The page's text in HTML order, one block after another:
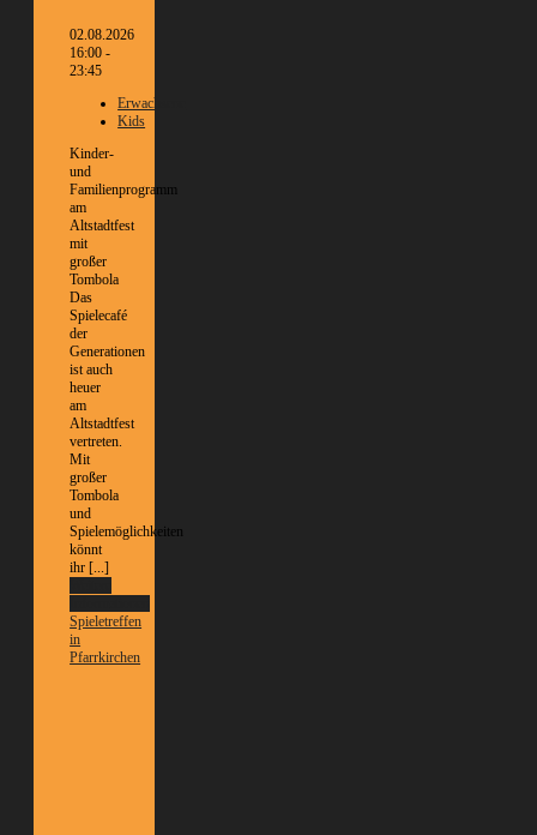
02.08.2026
16:00 -
23:45
Erwachsene
Kids
Kinder-
und
Familienprogramm
am
Altstadtfest
mit
großer
Tombola
Das
Spielecafé
der
Generationen
ist auch
heuer
am
Altstadtfest
vertreten.
Mit
großer
Tombola
und
Spielemöglichkeiten
könnt
ihr [...]
Spieletreffen
in
Pfarrkirchen